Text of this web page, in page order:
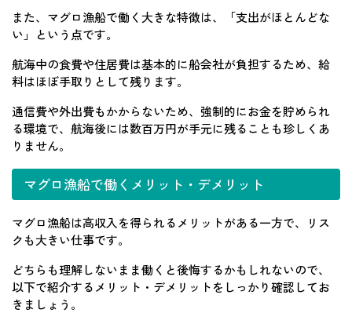
また、マグロ漁船で働く大きな特徴は、「支出がほとんどな
い」という点です。
航海中の食費や住居費は基本的に船会社が負担するため、給
料はほぼ手取りとして残ります。
通信費や外出費もかからないため、強制的にお金を貯められ
る環境で、航海後には数百万円が手元に残ることも珍しくあ
りません。
マグロ漁船で働くメリット・デメリット
マグロ漁船は高収入を得られるメリットがある一方で、リス
クも大きい仕事です。
どちらも理解しないまま働くと後悔するかもしれないので、
以下で紹介するメリット・デメリットをしっかり確認してお
きましょう。